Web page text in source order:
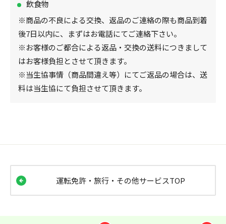
飲食物
※商品の不良による交換、返品のご連絡の際も商品到着
後7日以内に、まずはお電話にてご連絡下さい。
※お客様のご都合による返品・交換の送料につきまして
はお客様負担とさせて頂きます。
※当生協事情（商品間違え等）にてご返品の場合は、送
料は当生協にて負担させて頂きます。
運転免許・旅行・その他サービスTOP